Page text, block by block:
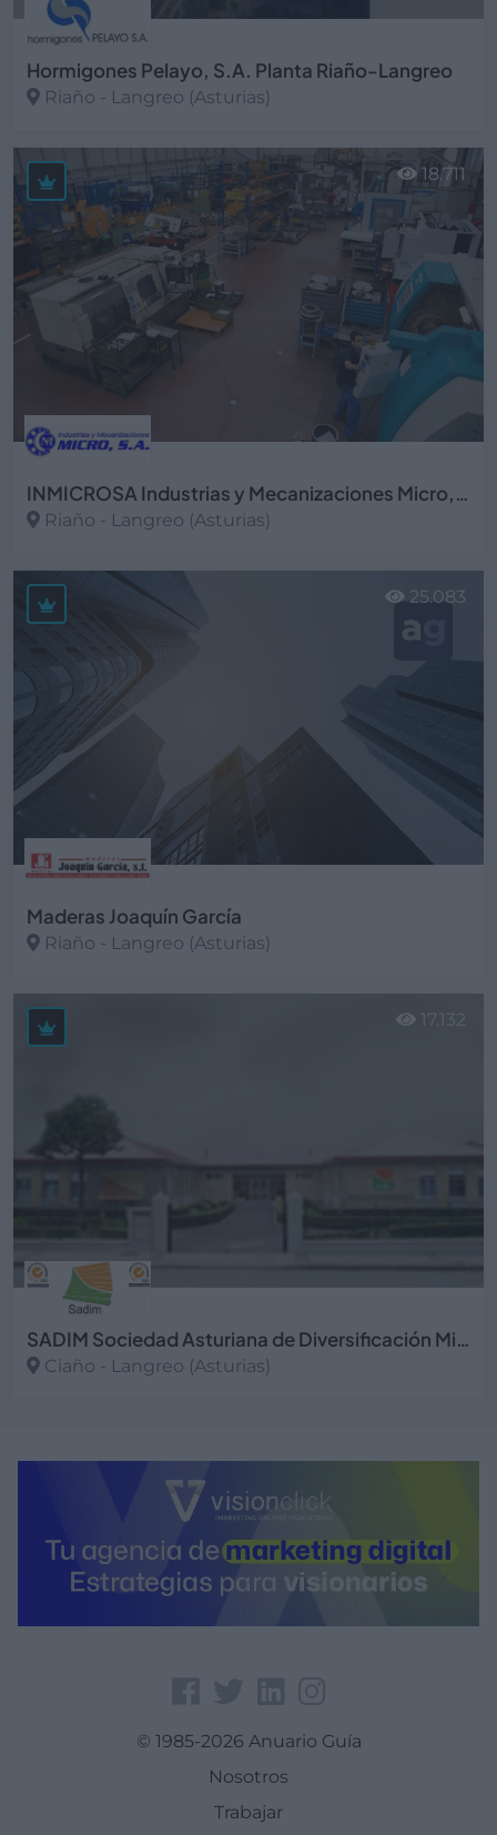
Hormigones Pelayo, S.A. Planta Riaño-Langreo
Riaño - Langreo (Asturias)
Ver más
INMICROSA Industrias y Mecanizaciones Micro, S.A.
Riaño - Langreo (Asturias)
Ver más
18.711
Maderas Joaquín García
Riaño - Langreo (Asturias)
Ver más
25.083
SADIM Sociedad Asturiana de Diversificación Minera, S.A.
Ciaño - Langreo (Asturias)
17.132
© 1985-2026 Anuario Guía
Nosotros
Trabajar